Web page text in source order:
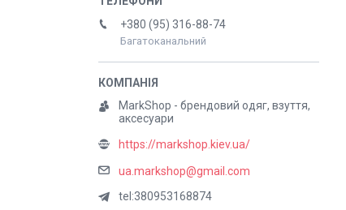
+380 (95) 316-88-74
Багатоканальний
MarkShop - брендовий одяг, взуття,
аксесуари
https://markshop.kiev.ua/
ua.markshop@gmail.com
tel:380953168874